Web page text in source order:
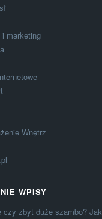
i marketing
Wnętrz
WPISY
czy zbyt duże szambo? Jak